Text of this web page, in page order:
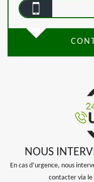
NOUS
En cas d’urgence, nous
contacter via le